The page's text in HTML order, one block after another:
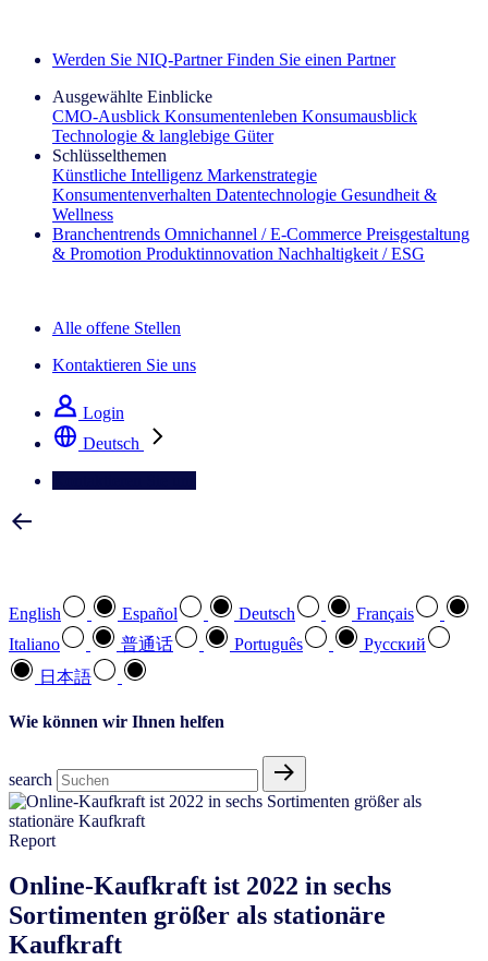
Werden Sie NIQ-Partner Finden Sie einen Partner
Ausgewählte Einblicke
CMO‑Ausblick Konsumentenleben Konsumausblick
Technologie & langlebige Güter
Schlüsselthemen
Künstliche Intelligenz Markenstrategie
Konsumentenverhalten Datentechnologie Gesundheit &
Wellness
Branchentrends Omnichannel / E‑Commerce Preisgestaltung
& Promotion Produktinnovation Nachhaltigkeit / ESG
Alle offene Stellen
Kontaktieren Sie uns
Login
Deutsch
English Español Deutsch
Français
Italiano
普通话 Português
Pусский
日本語
Wie können wir Ihnen helfen
search
Report
Online-Kaufkraft ist 2022 in sechs
Sortimenten größer als stationäre
Kaufkraft